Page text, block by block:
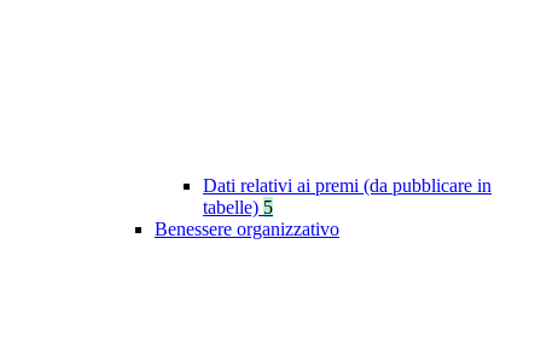
Dati relativi ai premi (da pubblicare in
tabelle) 5
Benessere organizzativo